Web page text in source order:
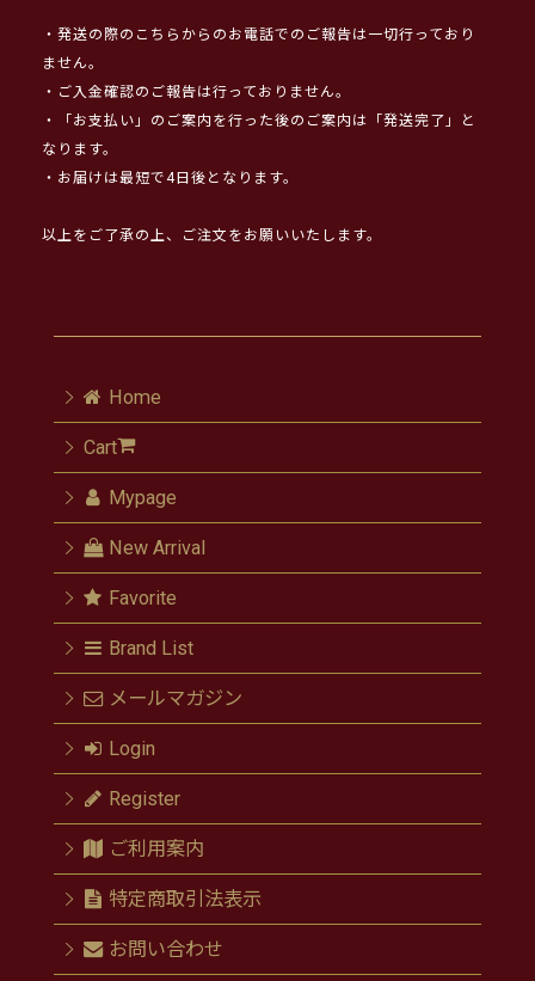
・発送の際のこちらからのお電話でのご報告は一切行っており
ません。
・ご入金確認のご報告は行っておりません。
・「お支払い」のご案内を行った後のご案内は「発送完了」と
なります。
・お届けは最短で4日後となります。
以上をご了承の上、ご注文をお願いいたします。
Home
Cart
Mypage
New Arrival
Favorite
Brand List
メールマガジン
Login
Register
ご利用案内
特定商取引法表示
お問い合わせ